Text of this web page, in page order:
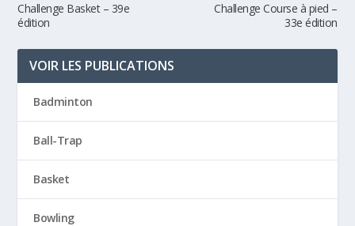
Challenge Basket – 39e
édition
Challenge Course à pied –
33e édition
VOIR LES PUBLICATIONS
Badminton
Ball-Trap
Basket
Bowling